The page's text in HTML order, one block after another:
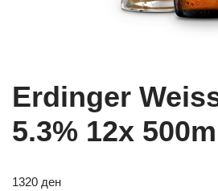
Erdinger
5.3% 12x
1320 ден